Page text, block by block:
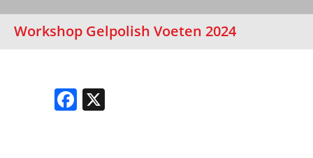
Workshop Gelpolish Voeten 2024
Facebook